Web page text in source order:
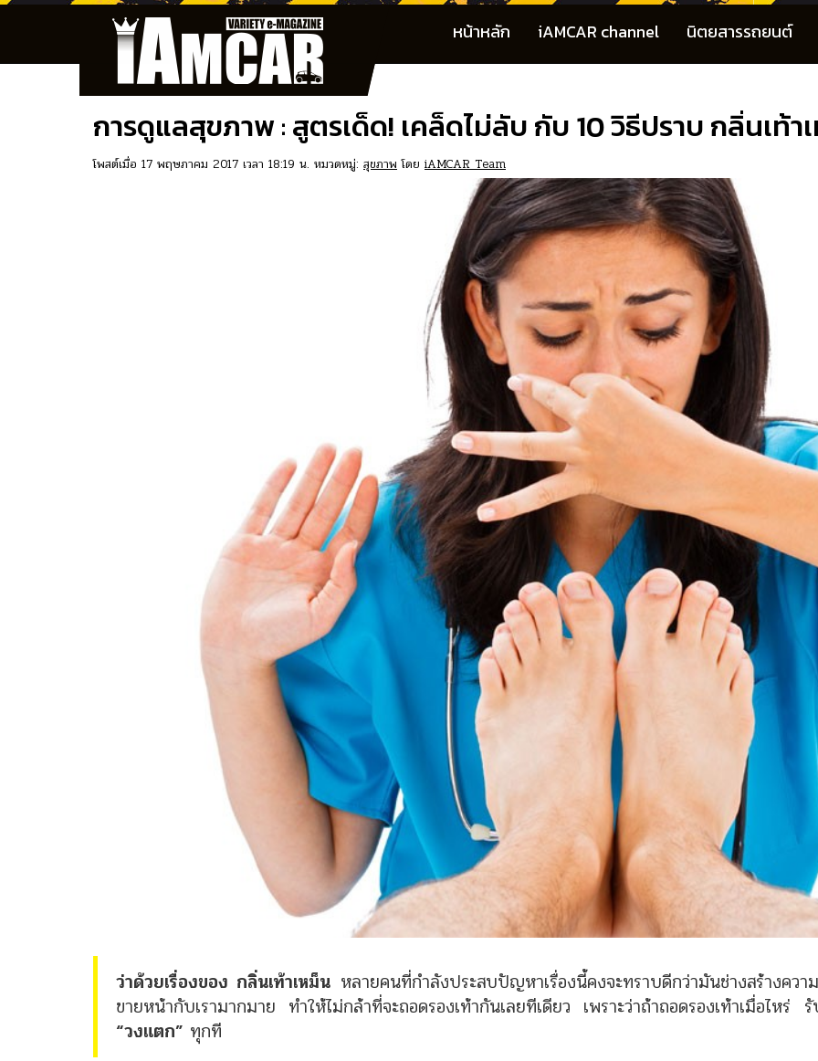
หน้าหลัก iAMCAR channel นิตยสารรถยนต์
การดูแลสุขภาพ : สูตรเด็ด! เคล็ดไม่ลับ กับ 10 วิธีปราบ กลิ่นเท้า
โพสต์เมื่อ 17 พฤษภาคม 2017 เวลา 18:19 น. หมวดหมู่: สุขภาพ โดย iAMCAR Team
ว่าด้วยเรื่องของ กลิ่นเท้าเหม็น หลายคนที่กำลังประสบปัญหาเรื่องนี้คงจะทราบดีกว่ามันช่างสร้างควา
ขายหน้ากับเรามากมาย ทำให้ไม่กล้าที่จะถอดรองเท้ากันเลยทีเดียว เพราะว่าถ้าถอดรองเท้าเมื่อไหร่ รั
“วงแตก” ทุกที